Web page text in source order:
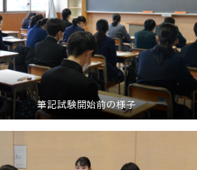
筆記試験開始前の様子